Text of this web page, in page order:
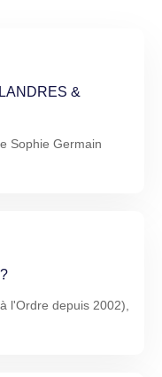
&
Sophie Germain
l'Ordre depuis 2002),